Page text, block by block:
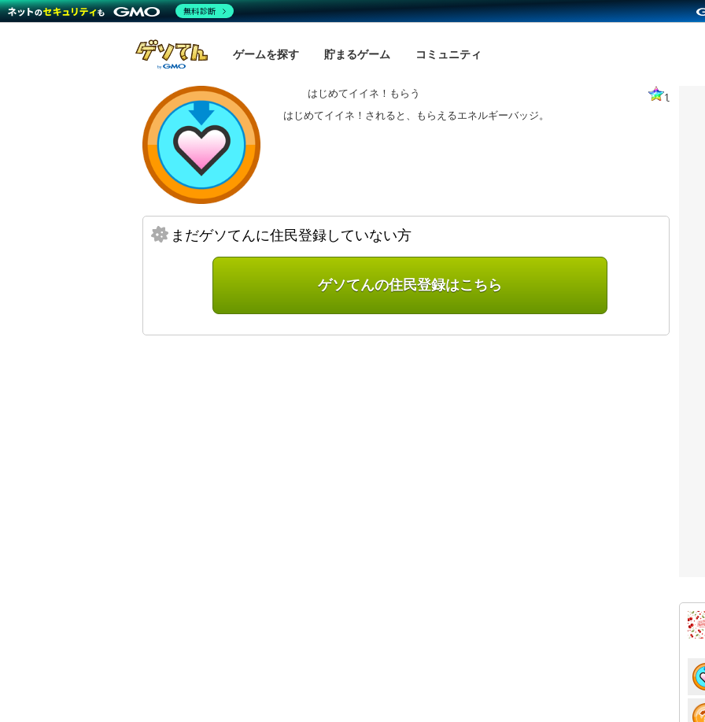
ゲームを探す 貯まるゲーム コミュニティ
はじめてイイネ！もらう
1
はじめてイイネ！されると、もらえるエネルギーバッジ。
まだゲソてんに住民登録していない方
ゲソてんの住民登録はこちら
無料診断